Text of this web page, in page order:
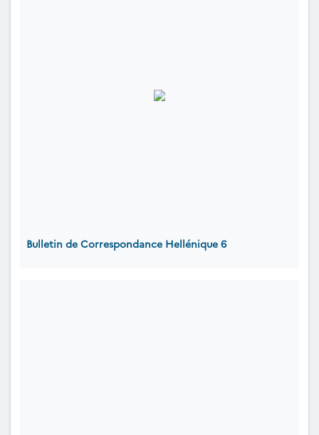
Bulletin de Correspondance Hellénique 6